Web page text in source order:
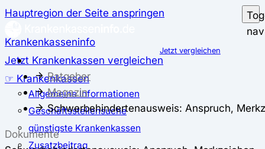
Hauptregion der Seite anspringen
Krankenkasseninfo
Jetzt Krankenkassen vergleichen
☞ Krankenkassen
Allgemeine Informationen
Geschäftsstellensuche
günstigste Krankenkassen
Zusatzbeitrag
Jetzt vergleichen
Ratgeber
Magazin
Schwerbehindertenausweis: Anspruch,
Dokumente